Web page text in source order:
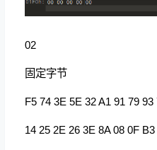
02
固定字节
F5 74 3E 5E 32 A1 91 79
14 25 2E 26 3E 8A 08 0F